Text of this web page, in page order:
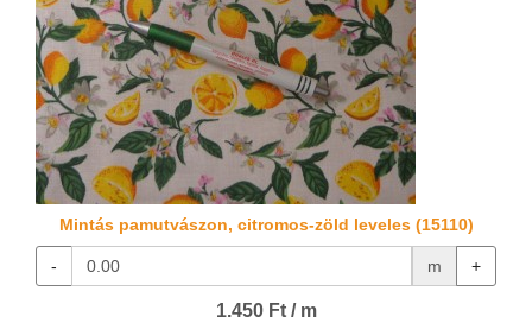
Mintás pamutvászon, citromos-zöld leveles (15110)
- m +
1.450 Ft / m